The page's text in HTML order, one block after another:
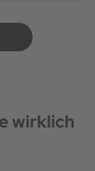
wirklich